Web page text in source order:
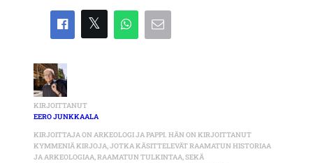
KIRJOITTANUT
EERO JUNKKAALA
KIRJOITTAJA ON ARKEOLOGI JA PAPPI. HÄN ON KIRJOITTANUT
KYMMENIÄ KIRJOJA, JOTKA KÄSITTELEVÄT RAAMATUN HISTORIAA
JA ARKEOLOGIAA, RAAMATUN TULKINTAA, SEKÄ